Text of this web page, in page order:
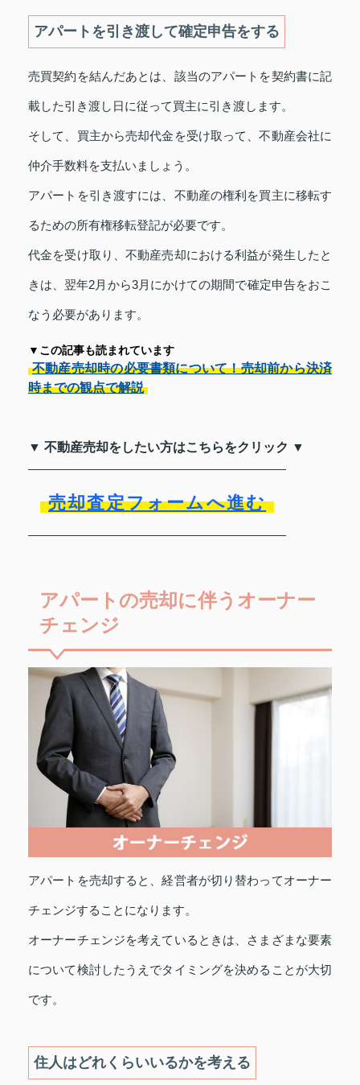
アパートを引き渡して確定申告をする
売買契約を結んだあとは、該当のアパートを契約書に記
載した引き渡し日に従って買主に引き渡します。
そして、買主から売却代金を受け取って、不動産会社に
仲介手数料を支払いましょう。
アパートを引き渡すには、不動産の権利を買主に移転す
るための所有権移転登記が必要です。
代金を受け取り、不動産売却における利益が発生したと
きは、翌年2月から3月にかけての期間で確定申告をおこ
なう必要があります。
▼この記事も読まれています
不動産売却時の必要書類について！売却前から決済
時までの観点で解説
▼ 不動産売却をしたい方はこちらをクリック ▼
売却査定フォームへ進む
アパートの売却に伴うオーナー
チェンジ
アパートを売却すると、経営者が切り替わってオーナー
チェンジすることになります。
オーナーチェンジを考えているときは、さまざまな要素
について検討したうえでタイミングを決めることが大切
です。
住人はどれくらいいるかを考える